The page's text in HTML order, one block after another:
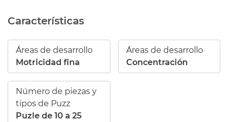
Características
Áreas de desarrollo
Motricidad fina
Áreas de desarrollo
Concentración
Número de piezas y
tipos de Puzz
Puzle de 10 a 25